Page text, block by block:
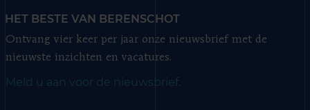
HET BESTE VAN BERENSCHOT
Ontvang vier keer per jaar onze nieuwsbrief met de
nieuwste inzichten en vacatures.
Meld u aan voor de nieuwsbrief.